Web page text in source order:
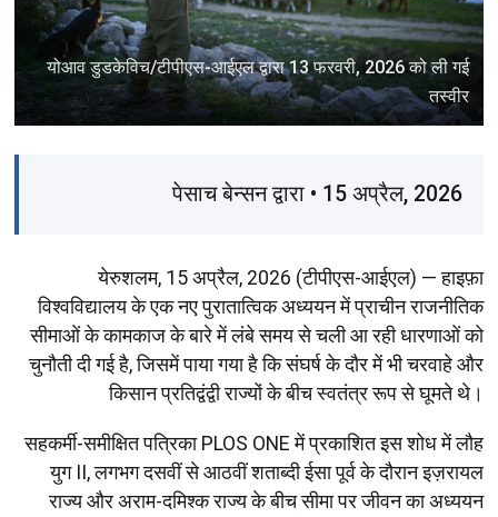
योआव डुडकेविच/टीपीएस-आईएल द्वारा 13 फरवरी, 2026 को ली गई
तस्वीर
पेसाच बेन्सन द्वारा • 15 अप्रैल, 2026
येरुशलम, 15 अप्रैल, 2026 (टीपीएस-आईएल) — हाइफ़ा
विश्वविद्यालय के एक नए पुरातात्विक अध्ययन में प्राचीन राजनीतिक
सीमाओं के कामकाज के बारे में लंबे समय से चली आ रही धारणाओं को
चुनौती दी गई है, जिसमें पाया गया है कि संघर्ष के दौर में भी चरवाहे और
किसान प्रतिद्वंद्वी राज्यों के बीच स्वतंत्र रूप से घूमते थे।
सहकर्मी-समीक्षित पत्रिका PLOS ONE में प्रकाशित इस शोध में लौह
युग II, लगभग दसवीं से आठवीं शताब्दी ईसा पूर्व के दौरान इज़रायल
राज्य और अराम-दमिश्क राज्य के बीच सीमा पर जीवन का अध्ययन